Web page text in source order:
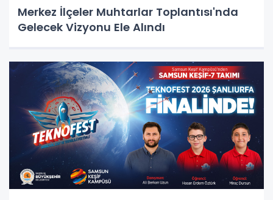
Merkez İlçeler Muhtarlar Toplantısı'nda
Gelecek Vizyonu Ele Alındı